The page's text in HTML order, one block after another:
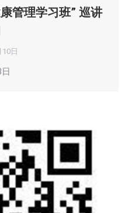
管理学习班” 巡讲
日